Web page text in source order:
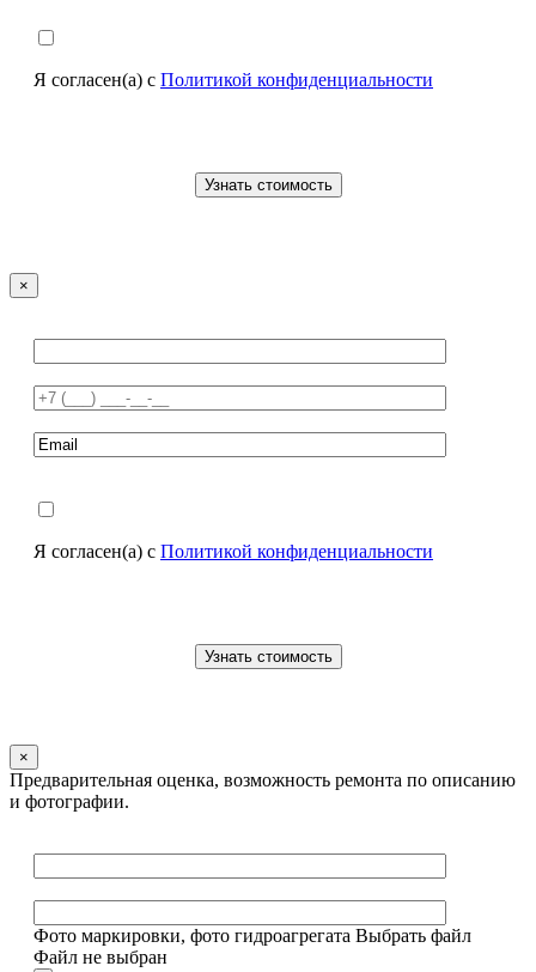
Я согласен(а) с Политикой конфиденциальности
×
Я согласен(а) с Политикой конфиденциальности
×
Предварительная оценка, возможность ремонта по описанию
и фотографии.
Фото маркировки, фото гидроагрегата Выбрать файл
Файл не выбран